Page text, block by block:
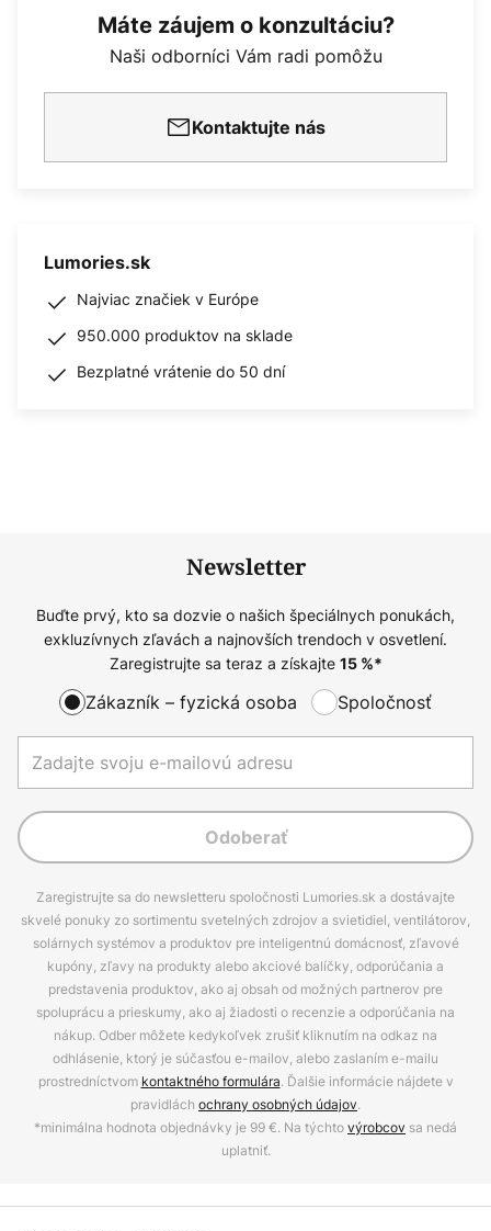
Máte záujem o konzultáciu?
Naši odborníci Vám radi pomôžu
Kontaktujte nás
Lumories.sk
Najviac značiek v Európe
950.000 produktov na sklade
Bezplatné vrátenie do 50 dní
Newsletter
Buďte prvý, kto sa dozvie o našich špeciálnych ponukách,
exkluzívnych zľavách a najnovších trendoch v osvetlení.
Zaregistrujte sa teraz a získajte 15%*
Zákazník – fyzická osoba Spoločnosť
Odoberať
Zaregistrujte sa do newsletteru spoločnosti Lumories.sk a dostávajte
skvelé ponuky zo sortimentu svetelných zdrojov a svietidiel, ventilátorov,
solárnych systémov a produktov pre inteligentnú domácnosť, zľavové
kupóny, zľavy na produkty alebo akciové balíčky, odporúčania a
predstavenia produktov, ako aj obsah od možných partnerov pre
spoluprácu a prieskumy, ako aj žiadosti o recenzie a odporúčania na
nákup. Odber môžete kedykoľvek zrušiť kliknutím na odkaz na
odhlásenie, ktorý je súčasťou e-mailov, alebo zaslaním e-mailu
prostredníctvom kontaktného formulára. Ďalšie informácie nájdete v
pravidlách ochrany osobných údajov.
*minimálna hodnota objednávky je 99 €. Na týchtovýrobcov sa nedá
uplatniť.